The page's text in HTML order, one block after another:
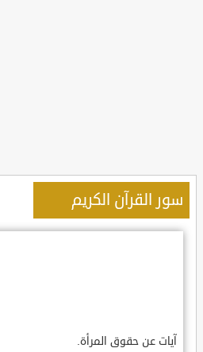
سور القرآن الكريم
آيات عن حقوق المرأة.